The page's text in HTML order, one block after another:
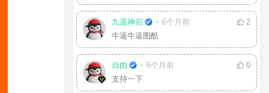
九遥神启 6个月前
2
牛逼牛逼图酷
自由 6个月前
0
支持一下